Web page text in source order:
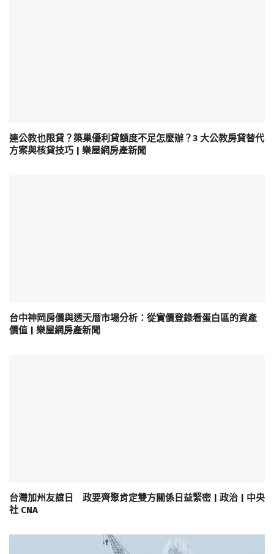
連公教也限貸？築巢優利貸額度不足怎麼辦？3 大公教房貸替代
方案與核貸技巧 | 樂屋網房產新聞
台中神岡房價與透天厝市場分析：從實價登錄看蛋白區的資產
價值 | 樂屋網房產新聞
台灣加州友誼日 政要齊聚肯定雙方關係日益緊密 | 政治 | 中央
社 CNA